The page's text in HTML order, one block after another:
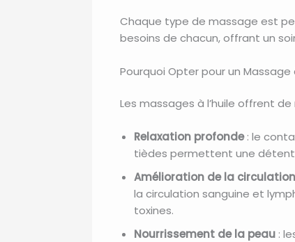
Chaque type de massage est
besoins de chacun, offrant un
Pourquoi Opter pour un Massage
Les massages à l’huile offrent
Relaxation profonde: le
tièdes permettent une
Amélioration de la circulation
la circulation sanguine et
toxines.
Nourrissement de la peau :